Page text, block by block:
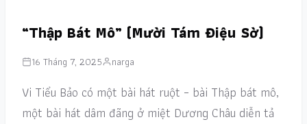
“Thập Bát Mô” (Mười Tám Điệu Sờ)
16 Tháng 7, 2025 narga
Vi Tiểu Bảo có một bài hát ruột – bài Thập bát mô,
một bài hát dâm đãng ở miệt Dương Châu diễn tả